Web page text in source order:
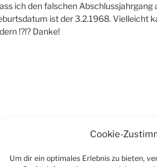
Cookie-
Um dir ein optimales Erlebnis zu bieten,
ich den falschen Abschlussjahrgang
ist der 3.2.1968. Vielleicht
!?!? Danke!
sich bitte direkt bei der Realschule,